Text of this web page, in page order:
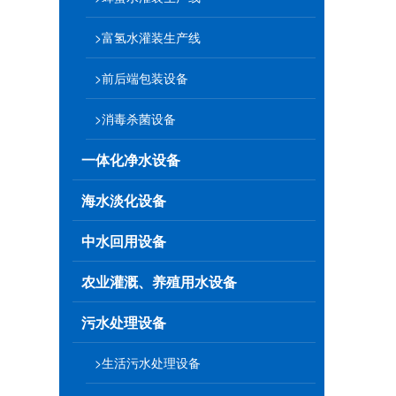
>富氢水灌装生产线
>前后端包装设备
>消毒杀菌设备
一体化净水设备
海水淡化设备
中水回用设备
农业灌溉、养殖用水设备
污水处理设备
>生活污水处理设备